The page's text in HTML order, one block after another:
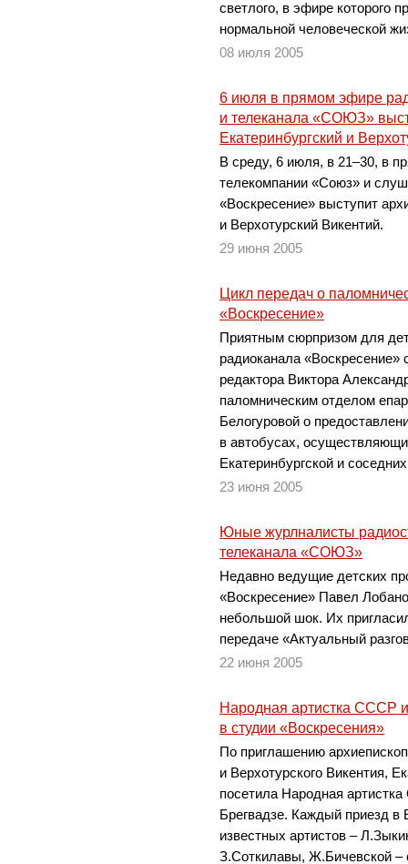
светлого, в эфире которого
нормальной человеческой
08 июля 2005
6 июля в прямом эфире
и телеканала «СОЮЗ»
Екатеринбургский и
В среду, 6 июля, в 21–30, в
телекомпании «Союз» и
«Воскресение» выступит
и Верхотурский Викентий.
29 июня 2005
Цикл передач о
«Воскресение»
Приятным сюрпризом для
радиоканала «Воскресение»
редактора Виктора
паломническим отделом
Белогуровой о
в автобусах,
Екатеринбургской и
23 июня 2005
Юные журлналисты
телеканала «СОЮЗ»
Недавно ведущие детских
«Воскресение» Павел
небольшой шок. Их
передаче «Актуальный
22 июня 2005
Народная артистка СССР
в студии «Воскресения»
По приглашению
и Верхотурского Викентия,
посетила Народная
Брегвадзе. Каждый приезд в
известных артистов –
З.Соткилавы, Ж.Бичевской –